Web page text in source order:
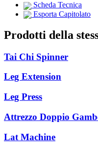
Scheda Tecnica
Esporta Capitolato
Prodotti della
Tai Chi Spinner
Leg Extension
Leg Press
Attrezzo Doppio
Lat Machine